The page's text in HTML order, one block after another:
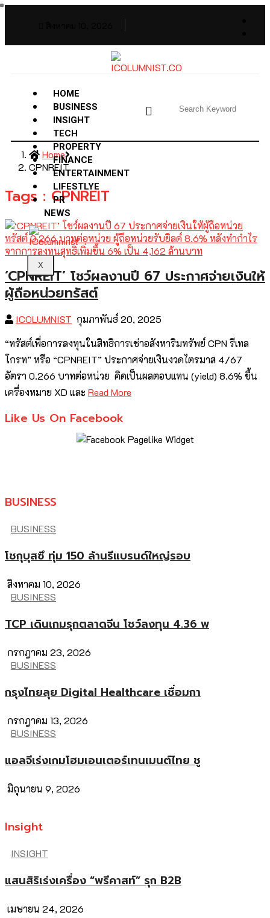
HOME
BUSINESS
INSIGHT
TECH
PROPERTY
FINANCE
ENTERTAINMENT
LIFESTLYE
PR
NEWS
X
Home
CPNREIT
Tags : CPNREIT
‘CPNREIT’ โชว์ผลงานปี 67 ประกาศจ่ายเงินให้
ผู้ถือหน่วยทรัสต์
ICOLUMNIST กุมภาพันธ์ 20, 2025
“ทรัสต์เพื่อการลงทุนในสิทธิการเช่าอสังหาริมทรัพย์ CPN รีเทล
โกรท” หรือ “CPNREIT” ประกาศจ่ายเงินงวดไตรมาส 4/67
อัตรา 0.266 บาทต่อหน่วย คิดเป็นผลตอบแทน (yield) 8.6% ขึ้น
เครื่องหมาย XD และ Read More
Like Us On Facebook
BUSINESS
BUSINESS
โชกุบุสซึ ทุ่ม 150 ล้านรีแบรนด์ใหญ่รอบ
สิงหาคม 10, 2026
BUSINESS
TCP เดินเกมรุกตลาดจีน โชว์ลงทุน 4.36 พ
กรกฎาคม 23, 2026
BUSINESS
กรุงไทยลุย Digital Healthcare เชื่อมกา
กรกฎาคม 13, 2026
BUSINESS
แอลจีเร่งเกมโฮมเอนเตอร์เทนเมนต์ไทย ชู
มิถุนายน 9, 2026
Insight
INSIGHT
แสนสิริเร่งเครื่อง “พรีคาสท์” รุก B2B
เมษายน 24, 2026